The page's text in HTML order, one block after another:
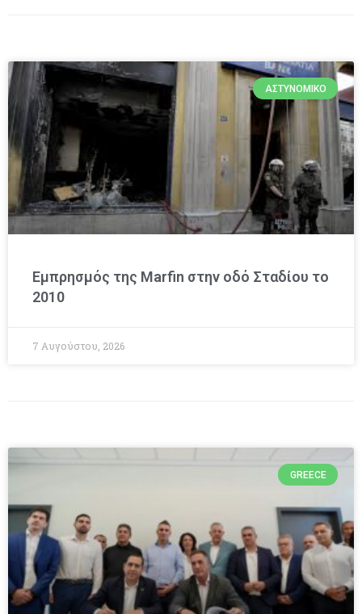
ΑΣΤΥΝΟΜΙΚΌ
Εμπρησμός της Marfin στην οδό Σταδίου το
2010
7 Αυγούστου, 2026
GREECE